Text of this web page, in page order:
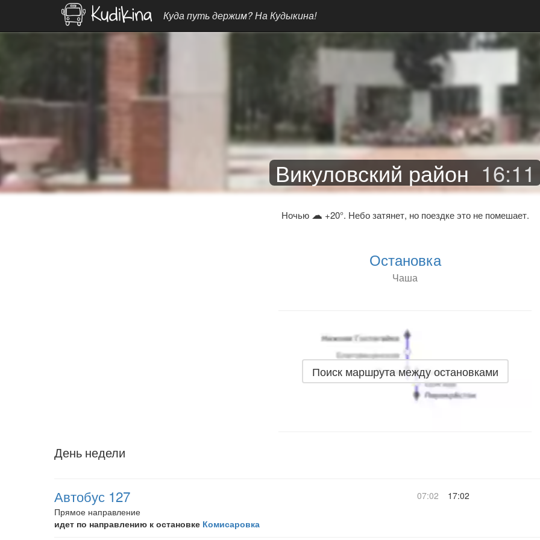
Куда путь держим? На Кудыкина!
Викуловский район 16:11
Ночью ☁ +20°. Небо затянет, но поездке это не помешает.
Остановка
Чаша
Поиск маршрута между остановками
День недели
Автобус 127
Прямое направление
идет по направлению к остановке Комисаровка
07:02 17:02